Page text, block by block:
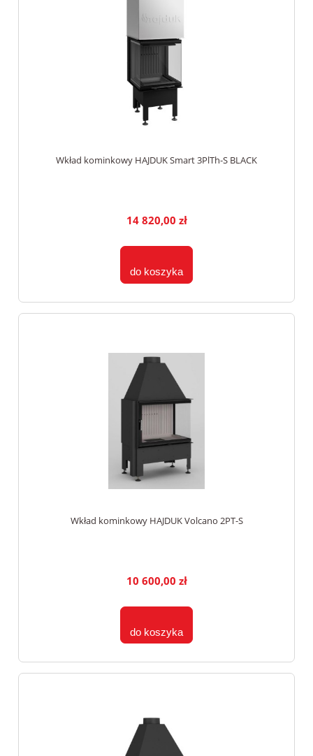
Wkład kominkowy HAJDUK Smart 3PlTh-S BLACK
14 820,00 zł
do koszyka
Wkład kominkowy HAJDUK Volcano 2PT-S
10 600,00 zł
do koszyka